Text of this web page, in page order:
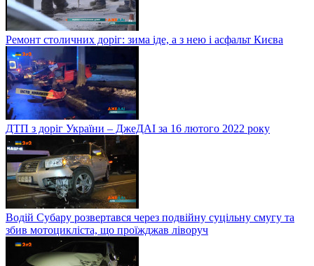
Ремонт столичних доріг: зима іде, а з нею і асфальт Києва
ДТП з доріг України – ДжеДАІ за 16 лютого 2022 року
Водій Субару розвертався через подвійну суцільну смугу та
збив мотоцикліста, що проїжджав ліворуч